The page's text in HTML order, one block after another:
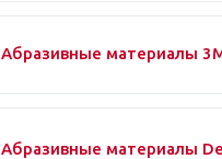
Абразивные материалы
Абразивные материалы